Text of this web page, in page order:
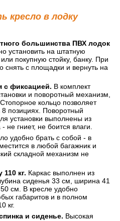
кресло в лодку
большинства ПВХ лодок
установить на штатную
покупную стойку, банку. При
снять с площадки и вернуть на
с фиксацией. В комплект
и поворотный механизм,
кольцо позволяет
8 позициях. Поворотный
установки выполнены из
не гниет, не боится влаги.
удобно брать с собой - в
в любой багажник и
складной механизм не
кг. Каркас выполнен из
сиденья 33 см, ширина 41
см. В кресле удобно
габаритов и в полном
кг.
и сиденье. Высокая